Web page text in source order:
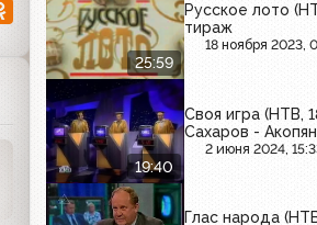
25:59
Русское лото
тираж
18 ноября 2023,
19:40
Своя игра (НТВ,
Сахаров -
2 июня 2024,
Глас народа